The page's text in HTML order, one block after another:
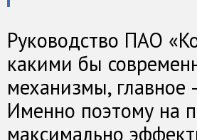
Руководство ПАО
какими бы
механизмы, главное
Именно поэтому на
максимально